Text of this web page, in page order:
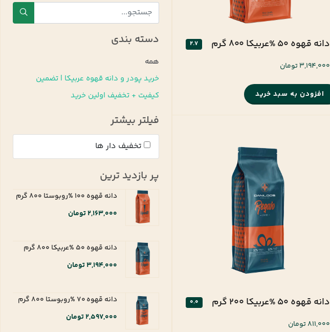
دانه قهوه 50 %عربیکا 800 گرم 2.7
3,194,000 تومان
افزودن به سبد خرید
دانه قهوه 50 %عربیکا 200 گرم 0.0
811,000 تومان
دسته بندی
همه
خرید پودر و دانه قهوه عربیکا | تضمین
کیفیت + تخفیف اولین خرید
فیلتر بیشتر
تخفیف دار ها
پر بازدید ترین
دانه قهوه 100 %روبوستا 800 گرم
2,163,000 تومان
دانه قهوه 50 %عربیکا 800 گرم
3,194,000 تومان
دانه قهوه 70 %روبوستا 800 گرم
2,597,000 تومان